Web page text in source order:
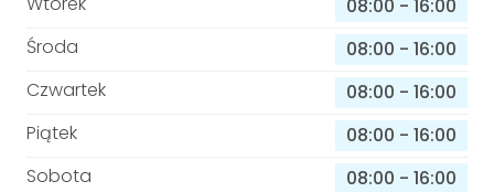
08:00 - 16:00
Środa
08:00 - 16:00
Czwartek
08:00 - 16:00
Piątek
08:00 - 16:00
Sobota
08:00 - 16:00